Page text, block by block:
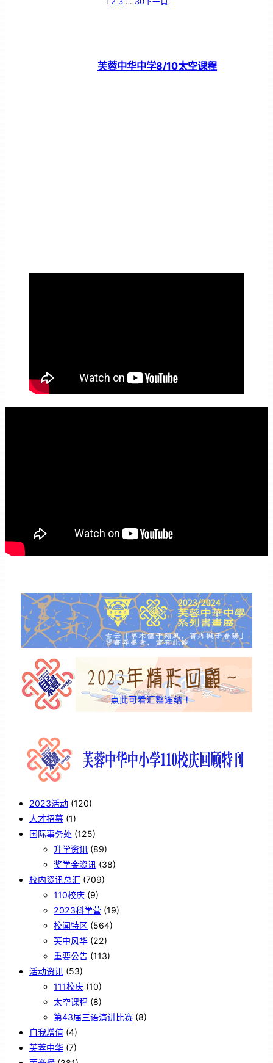
芙蓉中华中学8/10太空课程
2023活动 (120)
人才招募 (1)
国际事务处 (125)
升学资讯 (89)
奖学金资讯 (38)
校内资讯总汇 (709)
110校庆 (9)
2023科学营 (19)
校闻特区 (564)
芙中风华 (22)
重要公告 (113)
活动资讯 (53)
111校庆 (10)
太空课程 (8)
第43届三语演讲比赛 (8)
自我增值 (4)
芙蓉中华 (7)